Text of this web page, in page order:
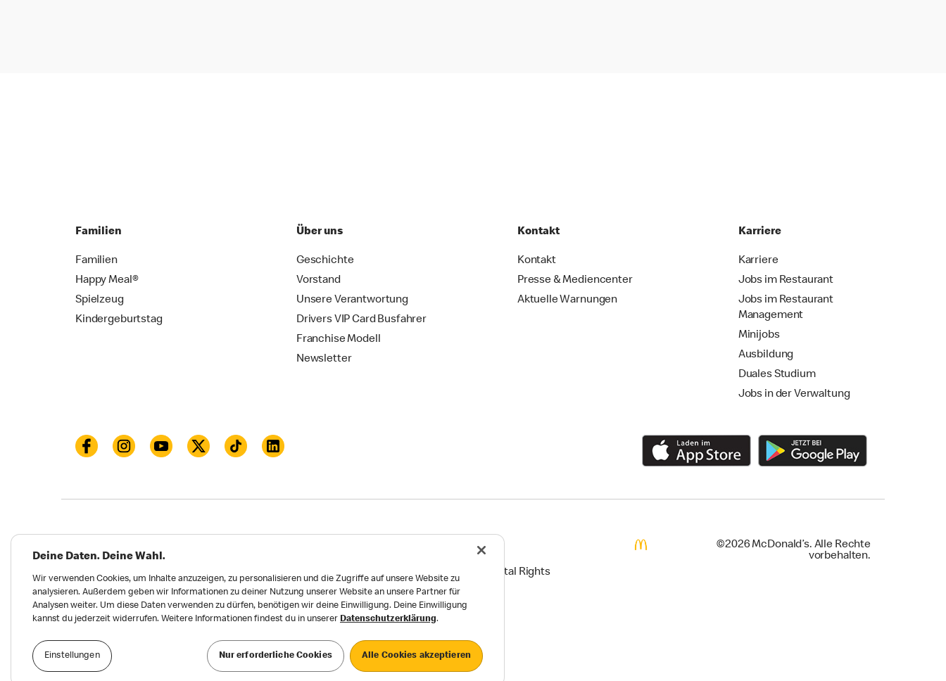
Familien
Familien
Happy Meal®
Spielzeug
Kindergeburtstag
Über uns
Geschichte
Vorstand
Unsere Verantwortung
Drivers VIP Card Busfahrer
Franchise Modell
Newsletter
Kontakt
Kontakt
Presse & Mediencenter
Aktuelle Warnungen
Karriere
Karriere
Jobs im Restaurant
Jobs im Restaurant
Management
Minijobs
Ausbildung
Duales Studium
Jobs in der Verwaltung
Meldungen zu Menschen- und Umweltrechten Reports on Human and Environmental Rights
Erklärung zur Barrierefreiheit Privatsphäre Einstellungen
©2026 McDonald’s. Alle Rechte
vorbehalten.
Deine Daten. Deine Wahl.
Wir verwenden Cookies, um Inhalte anzuzeigen, zu personalisieren und die Zugriffe auf unsere Website zu
analysieren. Außerdem geben wir Informationen zu deiner Nutzung unserer Website an unsere Partner für
Analysen weiter. Um diese Daten verwenden zu dürfen, benötigen wir deine Einwilligung. Deine Einwilligung
kannst du jederzeit widerrufen. Weitere Informationen findest du in unserer Datenschutzerklärung.
Einstellungen Nur erforderliche Cookies Alle Cookies akzeptieren